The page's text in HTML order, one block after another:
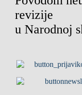
revizije
u Narodnoj